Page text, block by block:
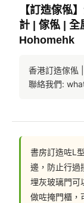
【訂造傢俬
計 | 傢俬 | 全
Hohomehk
香港訂造傢俬
聯絡我們:
書房訂造咗L
邊，防止行過
埋灰玻璃門可
做咗掩門櫃，